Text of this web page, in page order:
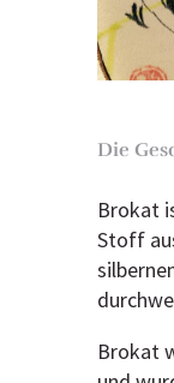
Die
Brokat
Stoff
Brokat